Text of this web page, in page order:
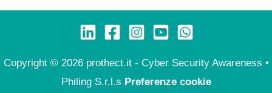
Copyright © 2026 prothect.it - Cyber Security Awareness •
Philing S.r.l.s Preferenze cookie